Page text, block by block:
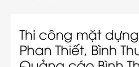
Thi công mặt
Phan Thiết, Bình